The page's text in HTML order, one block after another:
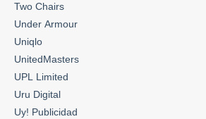
Two Chairs
Under Armour
Uniqlo
UnitedMasters
UPL Limited
Uru Digital
Uy! Publicidad